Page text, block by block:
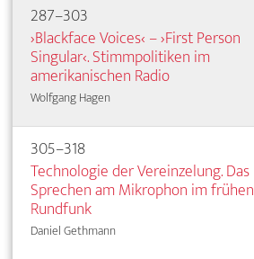
287–303
›Blackface Voices‹ – ›First Person
Singular‹. Stimmpolitiken im
amerikanischen Radio
Wolfgang Hagen
305–318
Technologie der Vereinzelung. Das
Sprechen am Mikrophon im frühen
Rundfunk
Daniel Gethmann